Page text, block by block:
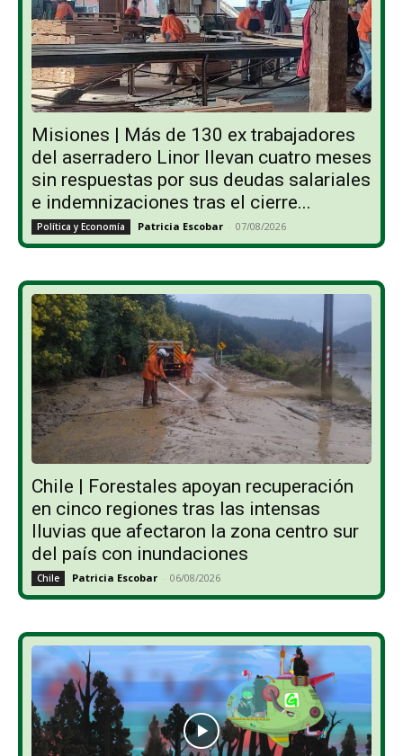
Misiones | Más de 130 ex trabajadores
del aserradero Linor llevan cuatro meses
sin respuestas por sus deudas salariales
e indemnizaciones tras el cierre...
Política y Economía Patricia Escobar - 07/08/2026
Chile | Forestales apoyan recuperación
en cinco regiones tras las intensas
lluvias que afectaron la zona centro sur
del país con inundaciones
Chile Patricia Escobar - 06/08/2026